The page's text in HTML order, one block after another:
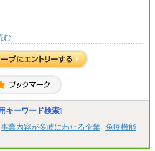
～230,000円＋地域間調整給
ャリアサイトよりご確認ください。
ュニケーションデザイン
円
当：20,000円（一律支給）※みなし
業時間は10.43時間。
時間外手当等を支給。
ト職 月給188,000円
む
キーワード検索]
事業内容が多岐にわたる企業
免疫機能